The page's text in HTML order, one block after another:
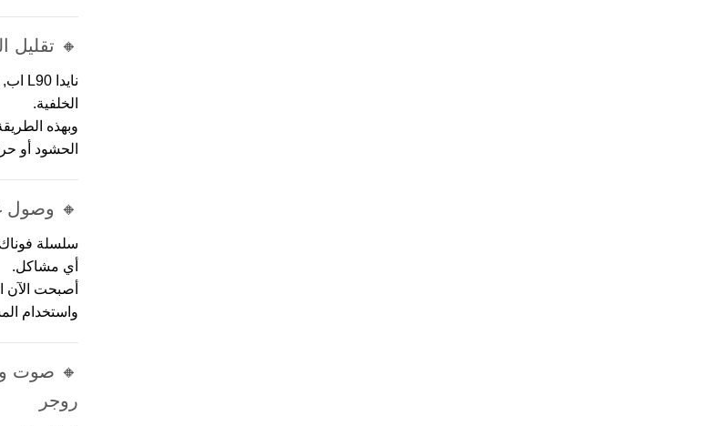
🔸 تقليل
نايدا L90 اب,
الخلفية.
وبهذه
الحشود أو
🔸 وصول
سلسلة
أي مشاكل.
أصبحت الآن
واستخدام
🔸 صوت
روجر